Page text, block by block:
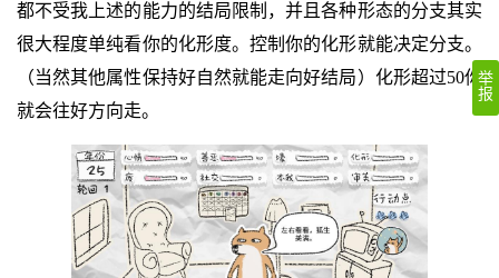
都不受我上述的能力的结局限制，并且各种形态的分支其实
很大程度单纯看你的化形度。控制你的化形就能决定分支。
（当然其他属性保持好自然就能走向好结局）化形超过50你
就会往好方向走。
举
报